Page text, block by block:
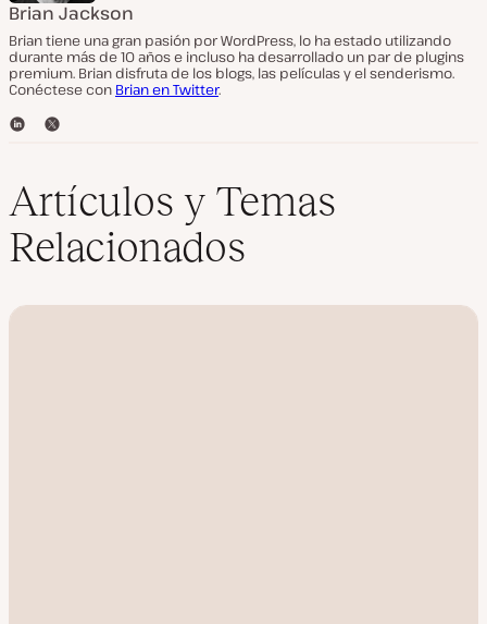
Brian Jackson
Brian tiene una gran pasión por WordPress, lo ha estado utilizando
durante más de 10 años e incluso ha desarrollado un par de plugins
premium. Brian disfruta de los blogs, las películas y el senderismo.
Conéctese con Brian en Twitter.
L
e
d
n
T
t
r
Artículos y Temas
Relacionados